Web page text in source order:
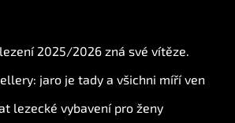
2025/2026 zná své vítěze.
jaro je tady a všichni míří ven
lezecké vybavení pro ženy